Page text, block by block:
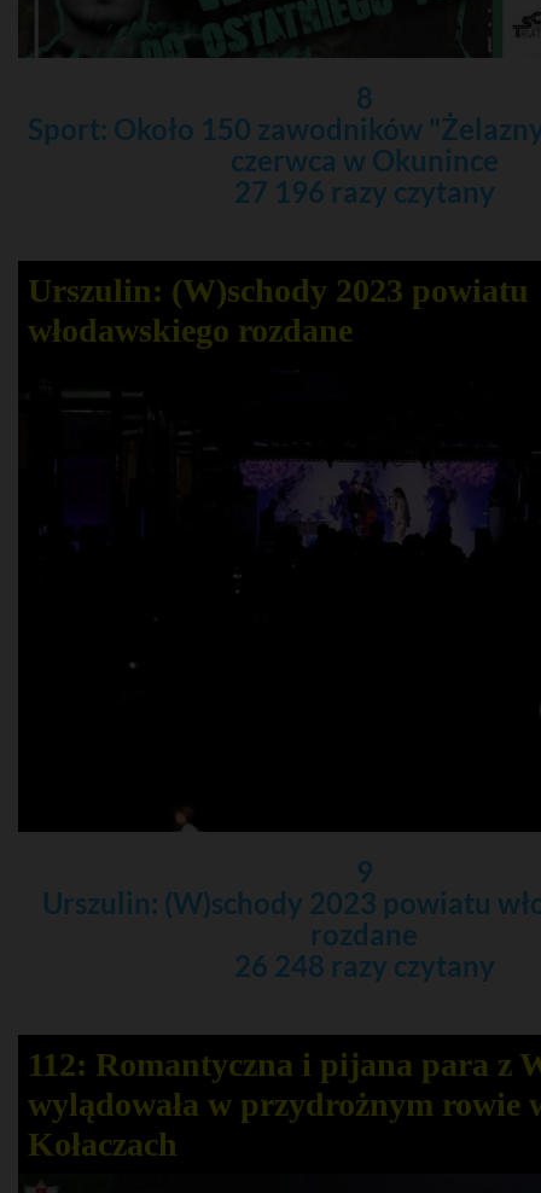
8
Sport: Około 150 zawodników
czerwca w Okunince
27 196 razy czytany
Urszulin: (W)schody 2023 powiatu
włodawskiego rozdane
9
Urszulin: (W)schody 2023 powiatu
rozdane
26 248 razy czytany
112: Romantyczna i pijana para z
wylądowała w przydrożnym rowie
Kołaczach